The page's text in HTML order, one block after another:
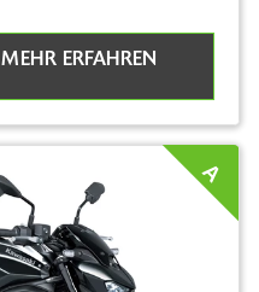
MEHR ERFAHREN
A